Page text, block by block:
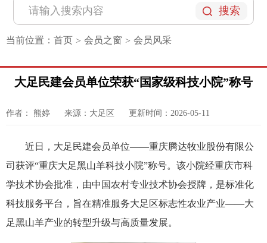
搜索
当前位置： 首页 > 会员之窗 > 会员风采
大足民建会员单位荣获“国家级科技小院”称号
作者： 熊婷 来源：大足区 更新时间：2026-05-11
近日，大足民建会员单位——重庆腾达牧业股份有限公
司获评“重庆大足黑山羊科技小院”称号。该小院经重庆市科
学技术协会批准，由中国农村专业技术协会授牌，是标准化
科技服务平台，旨在精准服务大足区标志性农业产业——大
足黑山羊产业的转型升级与高质量发展。